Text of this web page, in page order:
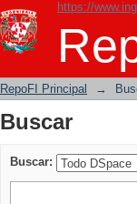
https://
Buscar
RepoFI Principal →
Buscar
Buscar: